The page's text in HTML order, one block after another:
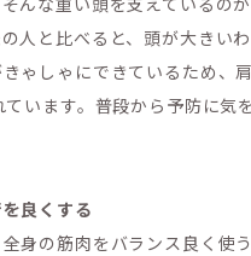
人と比べると、頭が大きい
ゃしゃにできているため、
います。普段から予防に気
良くする
身の筋肉をバランス良く使う